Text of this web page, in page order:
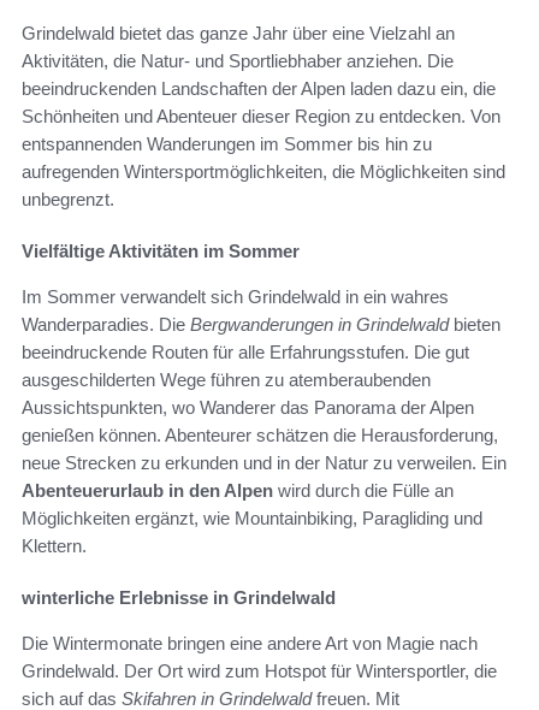
Grindelwald bietet das ganze Jahr über eine Vielzahl an
Aktivitäten, die Natur- und Sportliebhaber anziehen. Die
beeindruckenden Landschaften der Alpen laden dazu ein, die
Schönheiten und Abenteuer dieser Region zu entdecken. Von
entspannenden Wanderungen im Sommer bis hin zu
aufregenden Wintersportmöglichkeiten, die Möglichkeiten sind
unbegrenzt.
Vielfältige Aktivitäten im Sommer
Im Sommer verwandelt sich Grindelwald in ein wahres
Wanderparadies. Die Bergwanderungen in Grindelwaldbieten
beeindruckende Routen für alle Erfahrungsstufen. Die gut
ausgeschilderten Wege führen zu atemberaubenden
Aussichtspunkten, wo Wanderer das Panorama der Alpen
genießen können. Abenteurer schätzen die Herausforderung,
neue Strecken zu erkunden und in der Natur zu verweilen. Ein
Abenteuerurlaub in den Alpen wird durch die Fülle an
Möglichkeiten ergänzt, wie Mountainbiking, Paragliding und
Klettern.
winterliche Erlebnisse in Grindelwald
Die Wintermonate bringen eine andere Art von Magie nach
Grindelwald. Der Ort wird zum Hotspot für Wintersportler, die
sich auf das Skifahren in Grindelwaldfreuen. Mit